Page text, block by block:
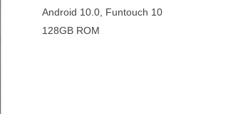
Android 10.0, Funtouch 10
128GB ROM